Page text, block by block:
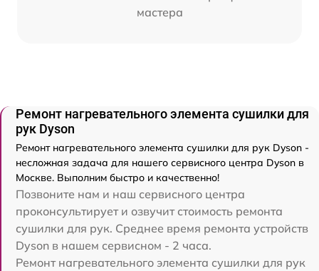
мастера
Ремонт нагревательного элемента сушилки для
рук Dyson
Ремонт нагревательного элемента сушилки для рук Dyson -
несложная задача для нашего сервисного центра Dyson в
Москве. Выполним быстро и качественно!
Позвоните нам и наш сервисного центра
проконсультирует и озвучит стоимость ремонта
сушилки для рук. Среднее время ремонта устройств
Dyson в нашем сервисном - 2 часа.
Ремонт нагревательного элемента сушилки для рук